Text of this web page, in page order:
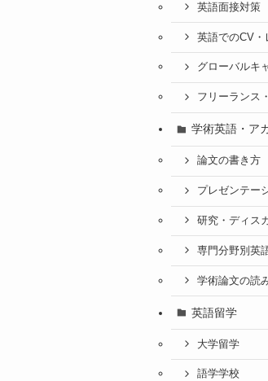
英語面接対策
英語でのCV・
グローバルキ
フリーランス
学術英語・ア
論文の書き方
プレゼンテー
研究・ディス
専門分野別英
学術論文の読
英語留学
大学留学
語学学校